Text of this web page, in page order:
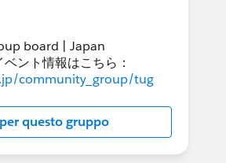
board | Japan
ント情報はこちら：
community_group/tug
questo gruppo